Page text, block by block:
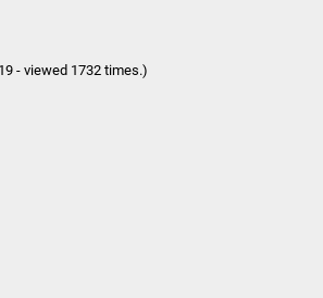
- viewed 1732 times.)